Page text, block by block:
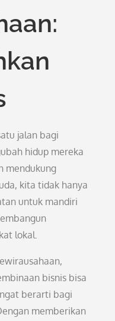
jalan bagi
hidup mereka
mendukung
kita tidak hanya
untuk mandiri
lokal.
bisnis bisa
berarti bagi
memberikan